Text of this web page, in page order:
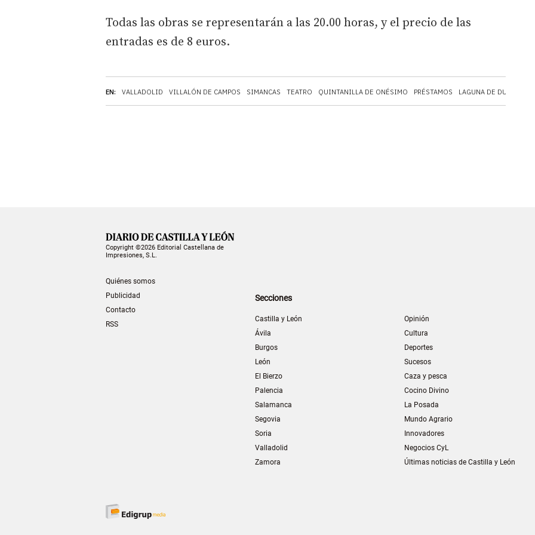
EN: VALLADOLID VILLALÓN DE CAMPOS SIMANCAS TEATRO QUINTANILLA DE ONÉSIMO PRÉSTAMOS LAGUNA DE DUERO
Todas las obras se representarán a las 20.00 horas, y el precio de las
entradas es de 8 euros.
Copyright ©2026 Editorial Castellana de
Impresiones, S.L.
Quiénes somos
Publicidad
Contacto
RSS
Secciones
Castilla y León
Ávila
Burgos
León
El Bierzo
Palencia
Salamanca
Segovia
Soria
Valladolid
Zamora
Opinión
Cultura
Deportes
Sucesos
Caza y pesca
Cocino Divino
La Posada
Mundo Agrario
Innovadores
Negocios CyL
Últimas noticias de Castilla y León